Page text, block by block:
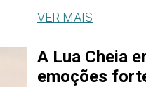
VER MAIS
A Lua Cheia
emoções